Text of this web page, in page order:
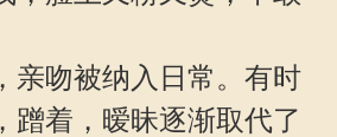
吻被纳入日常。有时
蹭着，暧昧逐渐取代了